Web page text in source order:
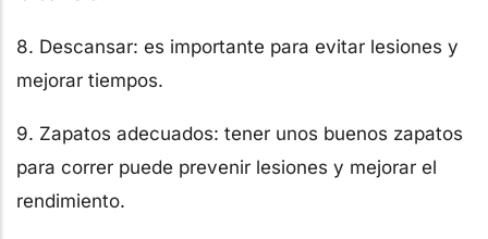
8. Descansar: es importante para evitar lesiones y
mejorar tiempos.
9. Zapatos adecuados: tener unos buenos zapatos
para correr puede prevenir lesiones y mejorar el
rendimiento.